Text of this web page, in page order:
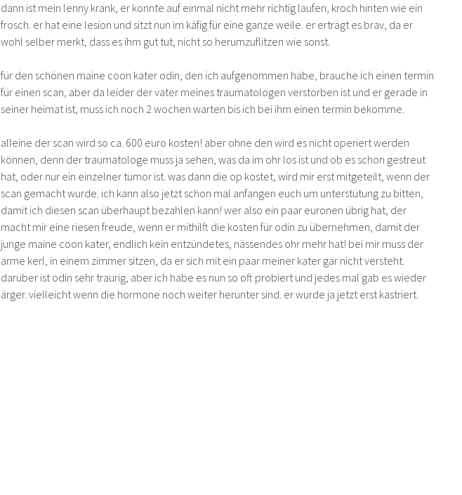
dann ist mein lenny krank, er konnte auf einmal nicht mehr richtig laufen, kroch hinten wie ein
frosch. er hat eine lesion und sitzt nun im käfig für eine ganze weile. er erträgt es brav, da er
wohl selber merkt, dass es ihm gut tut, nicht so herumzuflitzen wie sonst.
für den schönen maine coon kater odin, den ich aufgenommen habe, brauche ich einen termin
für einen scan, aber da leider der vater meines traumatologen verstorben ist und er gerade in
seiner heimat ist, muss ich noch 2 wochen warten bis ich bei ihm einen termin bekomme.
alleine der scan wird so ca. 600 euro kosten! aber ohne den wird es nicht operiert werden
können, denn der traumatologe muss ja sehen, was da im ohr los ist und ob es schon gestreut
hat, oder nur ein einzelner tumor ist. was dann die op kostet, wird mir erst mitgeteilt, wenn der
scan gemacht wurde. ich kann also jetzt schon mal anfangen euch um unterstütung zu bitten,
damit ich diesen scan überhaupt bezahlen kann! wer also ein paar euronen übrig hat, der
macht mir eine riesen freude, wenn er mithilft die kosten für odin zu übernehmen, damit der
junge maine coon kater, endlich kein entzündetes, nässendes ohr mehr hat! bei mir muss der
arme kerl, in einem zimmer sitzen, da er sich mit ein paar meiner kater gar nicht versteht.
darüber ist odin sehr traurig, aber ich habe es nun so oft probiert und jedes mal gab es wieder
ärger. vielleicht wenn die hormone noch weiter herunter sind. er wurde ja jetzt erst kastriert.